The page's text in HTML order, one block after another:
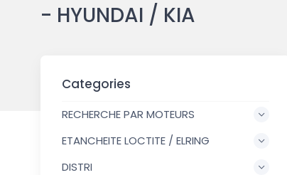
- HYUNDAI / KIA
Categories
RECHERCHE PAR MOTEURS
ETANCHEITE LOCTITE / ELRING
DISTRI